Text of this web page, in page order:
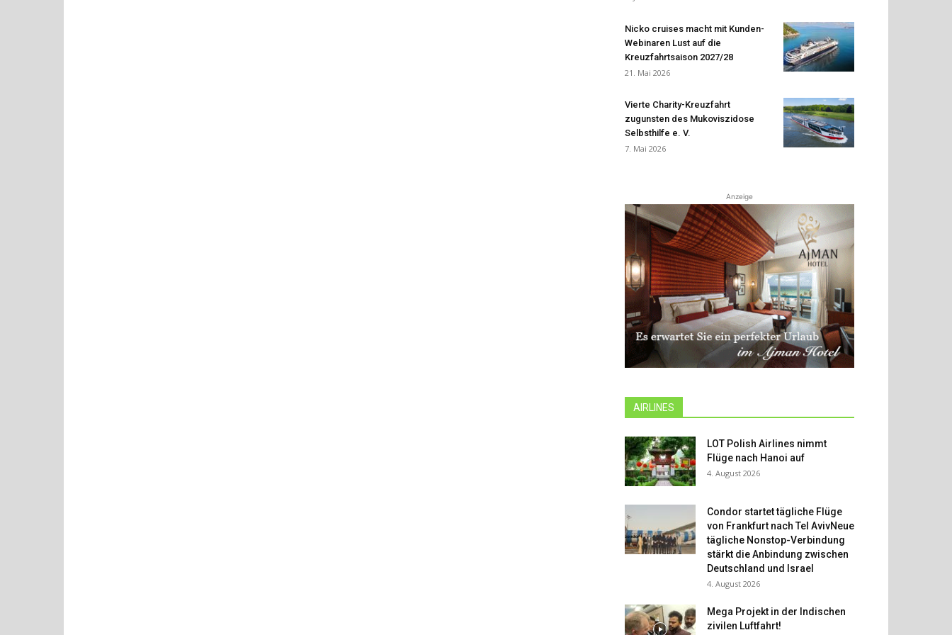
Nicko cruises macht mit Kunden-
Webinaren Lust auf die
Kreuzfahrtsaison 2027/28
21. Mai 2026
Vierte Charity-Kreuzfahrt
zugunsten des Mukoviszidose
Selbsthilfe e. V.
7. Mai 2026
Anzeige
AIRLINES
LOT Polish Airlines nimmt
Flüge nach Hanoi auf
4. August 2026
Condor startet tägliche Flüge
von Frankfurt nach Tel AvivNeue
tägliche Nonstop-Verbindung
stärkt die Anbindung zwischen
Deutschland und Israel
4. August 2026
Mega Projekt in der Indischen
zivilen Luftfahrt!